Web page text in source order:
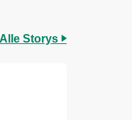
Alle Storys